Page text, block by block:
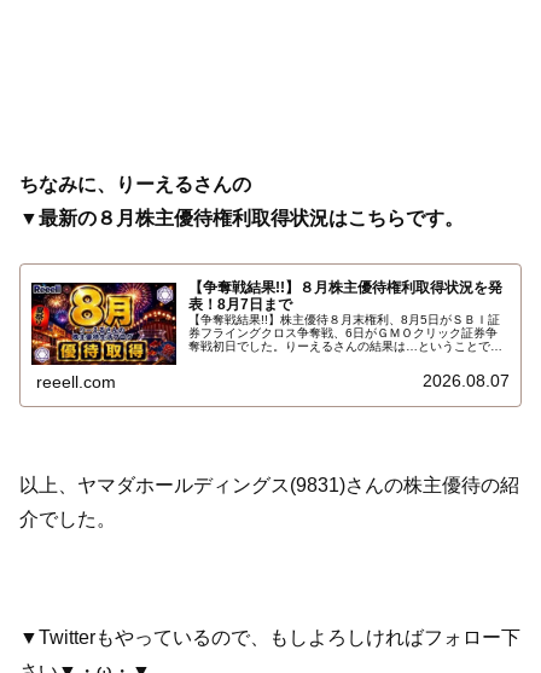
ちなみに、りーえるさんの
▼最新の８月株主優待権利取得状況はこちらです。
【争奪戦結果!!】８月株主優待権利取得状況を発
表！8月7日まで
【争奪戦結果!!】株主優待８月末権利、8月5日がＳＢＩ証
券フライングクロス争奪戦、6日がＧＭＯクリック証券争
奪戦初日でした。りーえるさんの結果は…ということで、
含む）を報告します。最新の取得状況はこちらです…
reeell.com 2026.08.07
以上、ヤマダホールディングス(9831)さんの株主優待の紹
介でした。
▼Twitterもやっているので、もしよろしければフォロー下